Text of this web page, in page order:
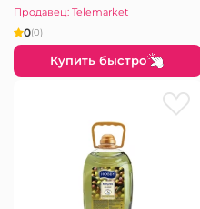
Продавец: Telemarket
0(0)
Купить быстро